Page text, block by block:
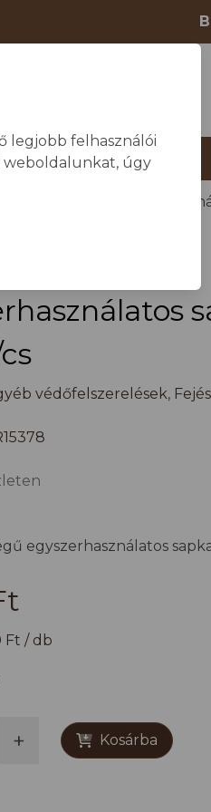
Egyéb termékek
védőfelszerelések,
egyszerhasználatos
Ft / db
+ Kosárba
legjobb felhasználói
weboldalunkat, úgy